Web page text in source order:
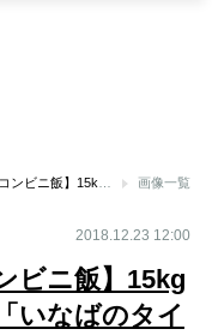
画像一覧
2018.12.23 12:00
ビニ飯】15kg
いなばのタイ